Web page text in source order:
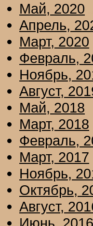
Май, 2020
Апрель,
Март, 2020
Февраль,
Ноябрь,
Август,
Май, 2018
Март, 2018
Февраль,
Март, 2017
Ноябрь,
Октябрь,
Август,